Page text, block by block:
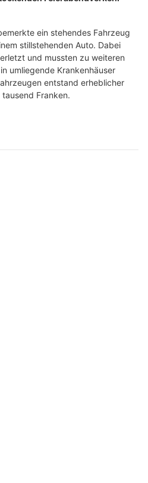
ein stehendes Fahrzeug
stillstehenden Auto. Dabei
und mussten zu weiteren
umliegende Krankenhäuser
entstand erheblicher
Franken.